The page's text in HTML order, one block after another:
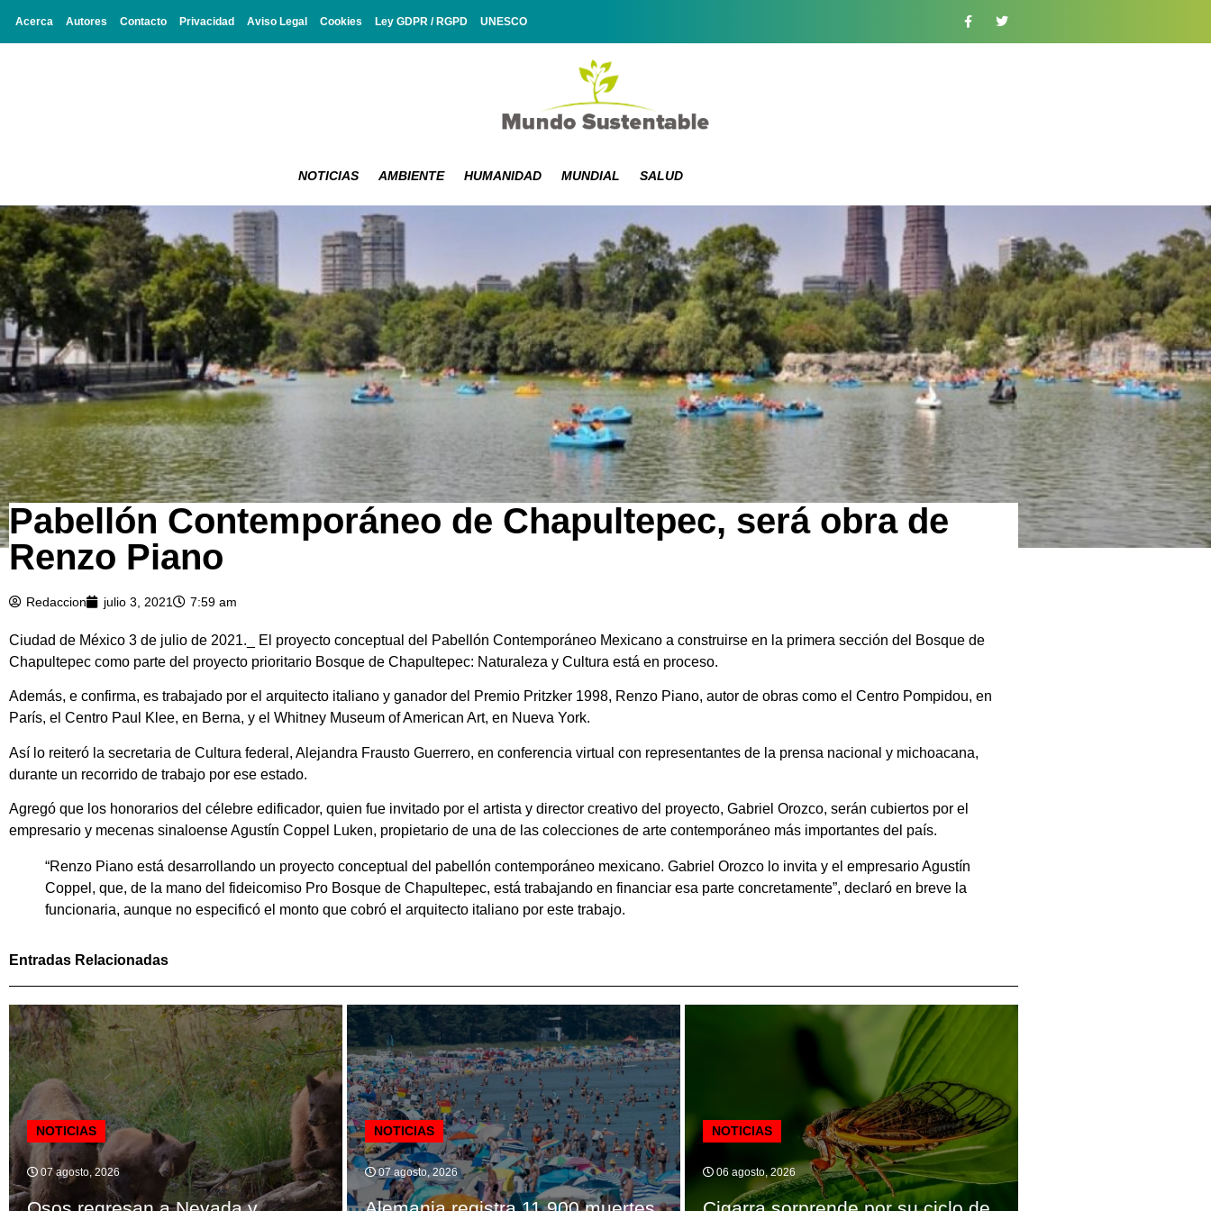
Acerca Autores Contacto Privacidad Aviso Legal Cookies Ley GDPR / RGPD UNESCO
NOTICIAS AMBIENTE HUMANIDAD MUNDIAL SALUD
Pabellón Contemporáneo de Chapultepec, será obra de
Renzo Piano
Redaccion julio 3, 2021 7:59 am
Ciudad de México 3 de julio de 2021._ El proyecto conceptual del Pabellón Contemporáneo Mexicano a construirse en la primera sección del Bosque de
Chapultepec como parte del proyecto prioritario Bosque de Chapultepec: Naturaleza y Cultura está en proceso.
Además, e confirma, es trabajado por el arquitecto italiano y ganador del Premio Pritzker 1998, Renzo Piano, autor de obras como el Centro Pompidou, en
París, el Centro Paul Klee, en Berna, y el Whitney Museum of American Art, en Nueva York.
Así lo reiteró la secretaria de Cultura federal, Alejandra Frausto Guerrero, en conferencia virtual con representantes de la prensa nacional y michoacana,
durante un recorrido de trabajo por ese estado.
Agregó que los honorarios del célebre edificador, quien fue invitado por el artista y director creativo del proyecto, Gabriel Orozco, serán cubiertos por el
empresario y mecenas sinaloense Agustín Coppel Luken, propietario de una de las colecciones de arte contemporáneo más importantes del país.
“Renzo Piano está desarrollando un proyecto conceptual del pabellón contemporáneo mexicano. Gabriel Orozco lo invita y el empresario Agustín
Coppel, que, de la mano del fideicomiso Pro Bosque de Chapultepec, está trabajando en financiar esa parte concretamente”, declaró en breve la
funcionaria, aunque no especificó el monto que cobró el arquitecto italiano por este trabajo.
Entradas Relacionadas
NOTICIAS
07 agosto, 2026
NOTICIAS
07 agosto, 2026
NOTICIAS
06 agosto, 2026